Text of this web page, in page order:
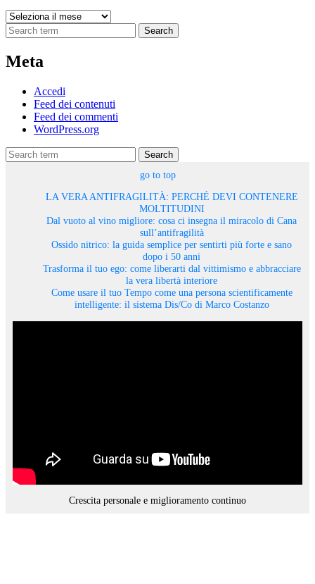
Archivi
Search
Meta
Accedi
Feed dei contenuti
Feed dei commenti
WordPress.org
Search
go to top
LA VERA ANTIFRAGILITÀ: PERCHÉ DEVI CONTENERE
MOLTITUDINI
Dal vuoto al vino migliore: cosa ci insegna il miracolo di Cana
sull’antifragilità
Ossido nitrico: la guida semplice per sentirti più forte e sano
dopo i 50 anni
Trasforma il tuo ego: come liberarti dal vittimismo e abbracciare
la vera libertà interiore
Come usare il tuo Tempo come una persona scientificamente
intelligente: il sistema Dis/Co di Marco Costanzo
Crescita personale e miglioramento continuo